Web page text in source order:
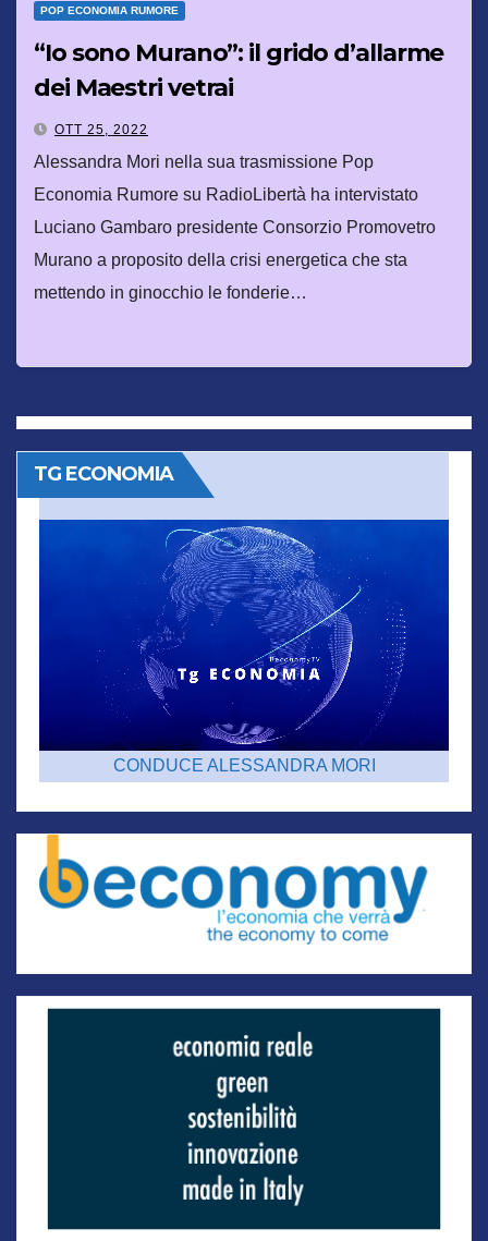
POP ECONOMIA RUMORE
“Io sono Murano”: il grido d’allarme
dei Maestri vetrai
OTT 25, 2022
Alessandra Mori nella sua trasmissione Pop
Economia Rumore su RadioLibertà ha intervistato
Luciano Gambaro presidente Consorzio Promovetro
Murano a proposito della crisi energetica che sta
mettendo in ginocchio le fonderie…
TG ECONOMIA
CONDUCE ALESSANDRA MORI